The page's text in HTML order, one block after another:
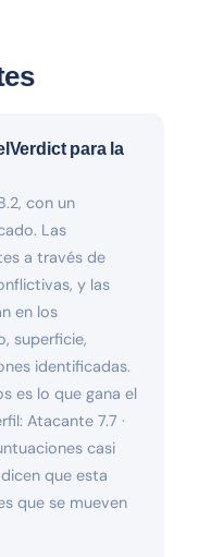
para la
con un
Las
a través de
y las
en los
superficie,
identificadas.
es lo que gana el
Atacante 7.7 ·
casi
que esta
que se mueven